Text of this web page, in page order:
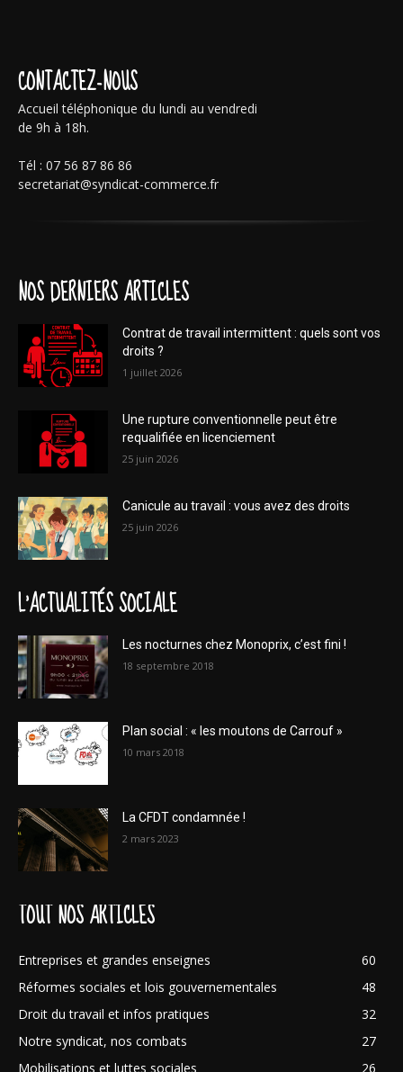
CONTACTEZ-NOUS
Accueil téléphonique du lundi au vendredi
de 9h à 18h.
Tél : 07 56 87 86 86
secretariat@syndicat-commerce.fr
NOS DERNIERS ARTICLES
Contrat de travail intermittent : quels sont vos
droits ?
1 juillet 2026
Une rupture conventionnelle peut être
requalifiée en licenciement
25 juin 2026
Canicule au travail : vous avez des droits
25 juin 2026
L'ACTUALITÉS SOCIALE
Les nocturnes chez Monoprix, c’est fini !
18 septembre 2018
Plan social : « les moutons de Carrouf »
10 mars 2018
La CFDT condamnée !
2 mars 2023
TOUT NOS ARTICLES
Entreprises et grandes enseignes
60
Réformes sociales et lois gouvernementales
48
Droit du travail et infos pratiques
32
Notre syndicat, nos combats
27
Mobilisations et luttes sociales
26